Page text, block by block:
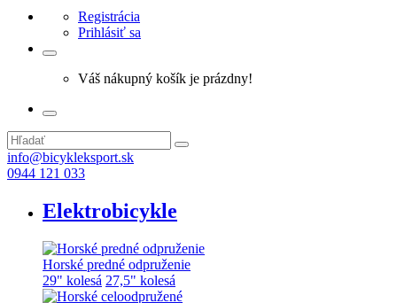
Registrácia
Prihlásiť sa
Váš nákupný košík je prázdny!
info@bicykleksport.sk
0944 121 033
Elektrobicykle
Horské predné odpruženie
29" kolesá 27,5" kolesá